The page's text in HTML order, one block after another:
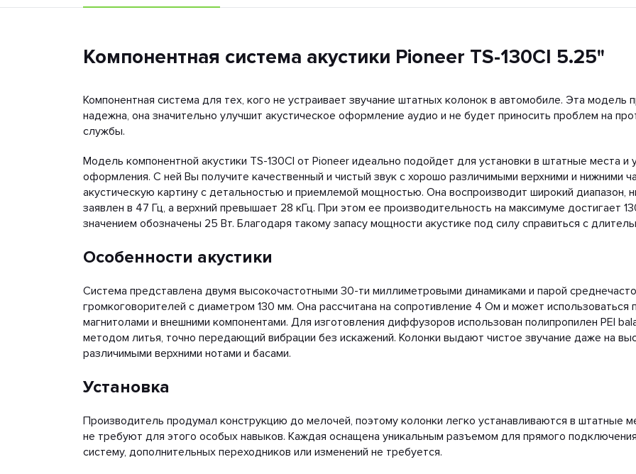
Компонентная система акустики Pioneer TS-130CI 5.25"
Компонентная система для тех, кого не устраивает звучание штатных колонок в автомобиле. Эта модель
надежна, она значительно улучшит акустическое оформление аудио и не будет приносить проблем на
службы.
Модель компонентной акустики TS-130CI от Pioneer идеально подойдет для установки в штатные места и
оформления. С ней Вы получите качественный и чистый звук с хорошо различимыми верхними и нижними
акустическую картину с детальностью и приемлемой мощностью. Она воспроизводит широкий диапазон,
заявлен в 47 Гц, а верхний превышает 28 кГц. При этом ее производительность на максимуме достигает
значением обозначены 25 Вт. Благодаря такому запасу мощности акустике под силу справиться с
Особенности акустики
Система представлена двумя высокочастотными 30-ти миллиметровыми динамиками и парой
громкоговорителей с диаметром 130 мм. Она рассчитана на сопротивление 4 Ом и может использоваться
магнитолами и внешними компонентами. Для изготовления диффузоров использован полипропилен PEI
методом литья, точно передающий вибрации без искажений. Колонки выдают чистое звучание даже на
различимыми верхними нотами и басами.
Установка
Производитель продумал конструкцию до мелочей, поэтому колонки легко устанавливаются в штатные
не требуют для этого особых навыков. Каждая оснащена уникальным разъемом для прямого
систему, дополнительных переходников или изменений не требуется.